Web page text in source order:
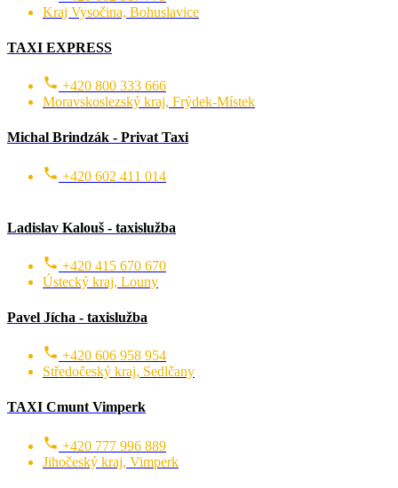
Kraj Vysočina, Bohuslavice
TAXI EXPRESS
+420 800 333 666
Moravskoslezský kraj, Frýdek-Místek
Michal Brindzák - Privat Taxi
+420 602 411 014
Ladislav Kalouš - taxislužba
+420 415 670 670
Ústecký kraj, Louny
Pavel Jícha - taxislužba
+420 606 958 954
Středočeský kraj, Sedlčany
TAXI Cmunt Vimperk
+420 777 996 889
Jihočeský kraj, Vimperk